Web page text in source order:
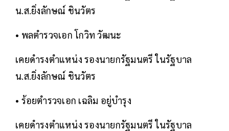
น.ส.ยิ่งลักษณ์ ชินวัตร
• พลตำรวจเอก โกวิท วัฒนะ
เคยดำรงตำแหน่ง รองนายกรัฐมนตรี ในรัฐบาล
น.ส.ยิ่งลักษณ์ ชินวัตร
• ร้อยตำรวจเอก เฉลิม อยู่บำรุง
เคยดำรงตำแหน่ง รองนายกรัฐมนตรี ในรัฐบาล